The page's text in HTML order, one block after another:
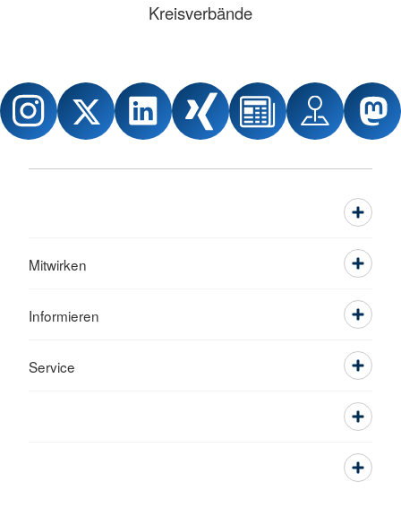
Kreisverbände
Mitwirken
Informieren
Service